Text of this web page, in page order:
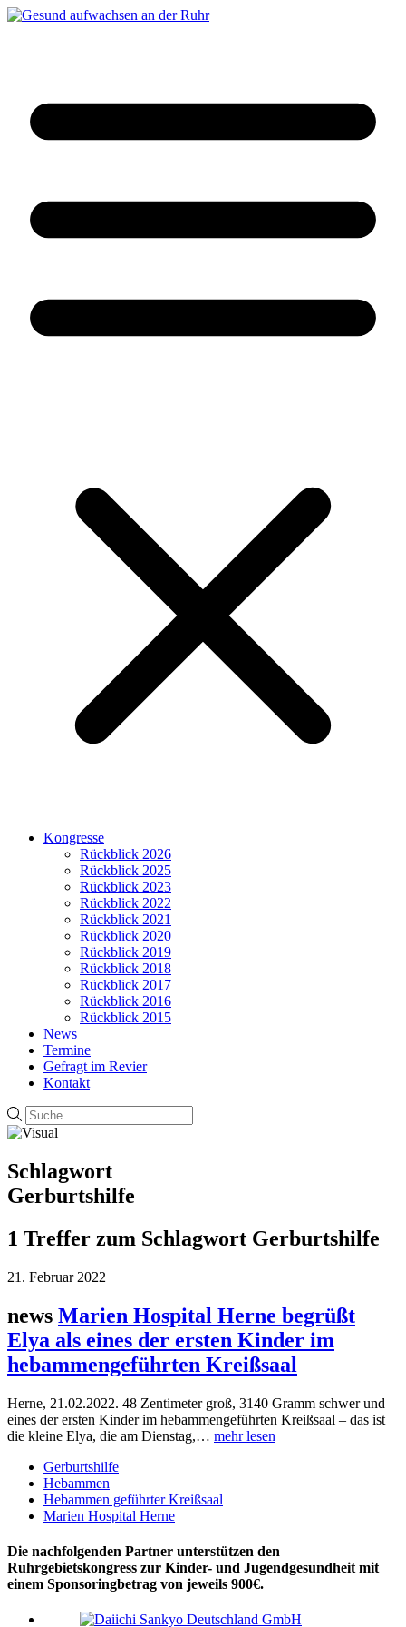
Kongresse
Rückblick 2026
Rückblick 2025
Rückblick 2023
Rückblick 2022
Rückblick 2021
Rückblick 2020
Rückblick 2019
Rückblick 2018
Rückblick 2017
Rückblick 2016
Rückblick 2015
News
Termine
Gefragt im Revier
Kontakt
Schlagwort
Gerburtshilfe
1 Treffer zum Schlagwort Gerburtshilfe
21. Februar 2022
news Marien Hospital Herne begrüßt
Elya als eines der ersten Kinder im
hebammengeführten Kreißsaal
Herne, 21.02.2022. 48 Zentimeter groß, 3140 Gramm schwer und
eines der ersten Kinder im hebammengeführten Kreißsaal – das ist
die kleine Elya, die am Dienstag,… mehr lesen
Gerburtshilfe
Hebammen
Hebammen geführter Kreißsaal
Marien Hospital Herne
Die nachfolgenden Partner unterstützen den
Ruhrgebietskongress zur Kinder- und Jugendgesundheit mit
einem Sponsoringbetrag von jeweils 900€.